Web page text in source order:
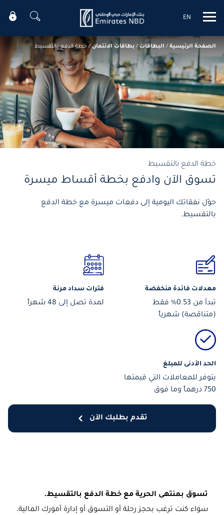
Mobile menu
EN
الصفحة الرئيسية / البطاقات/ بطاقات الائتمان/خطة الدفع بالتقسيط
خطة الدفع بالتقسيط
تسوق الآن وادفع بخطة أقساط ميسرة
حوّل نفقاتك اليومية إلى دفعات ميسرة مع خطة الدفع
بالتقسيط.
معدلات فائدة منخفضة
تبدأ من 0.53% فقط
(متناقصة) شهرياً
فترات سداد مرنة
لمدة تصل إلى 48 شهراً
الحد الأدنى للمبلغ
يتوفر للمعاملات التي قيمتها
750 درهماً وما فوق
تقدم بطلبك الآن
تسوق بمنتهى الحرية مع خطة الدفع بالتقسيط.
سواء كنت ترغب بحجز رحلة أو التسوق أو إدارة أمورك المالية،